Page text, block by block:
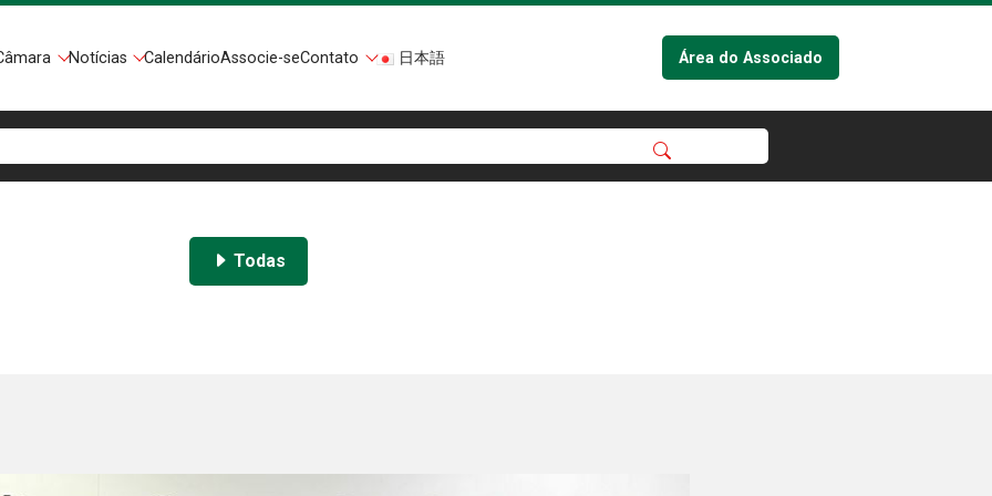
Notícias CalendárioAssocie-seContato 日本語 Área do Associado
Todas